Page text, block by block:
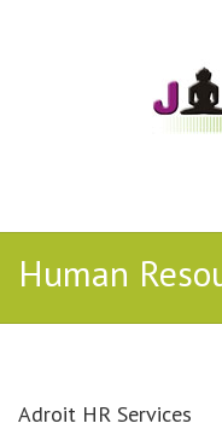
Human
Adroit HR Services